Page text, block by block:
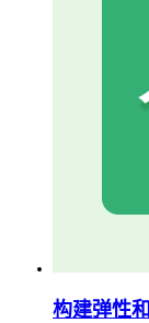
构建弹性